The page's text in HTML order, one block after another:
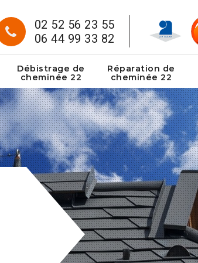
02 52 56 23 55
06 44 99 33 82
Débistrage de
cheminée 22
Réparation de
cheminée 22